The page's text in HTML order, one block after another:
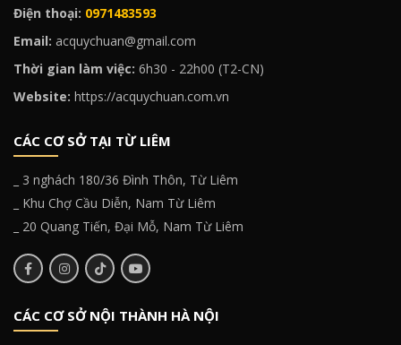
Điện thoại: 0971483593
Email: acquychuan@gmail.com
Thời gian làm việc: 6h30 - 22h00 (T2-CN)
Website: https://acquychuan.com.vn
CÁC CƠ SỞ TẠI TỪ LIÊM
_ 3 nghách 180/36 Đình Thôn, Từ Liêm
_ Khu Chợ Cầu Diễn, Nam Từ Liêm
_ 20 Quang Tiến, Đại Mỗ, Nam Từ Liêm
CÁC CƠ SỞ NỘI THÀNH HÀ NỘI